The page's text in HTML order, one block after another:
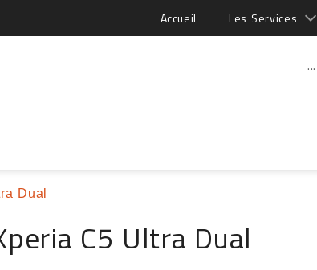
Accueil Les Services
...
Dual
C5 Ultra Dual